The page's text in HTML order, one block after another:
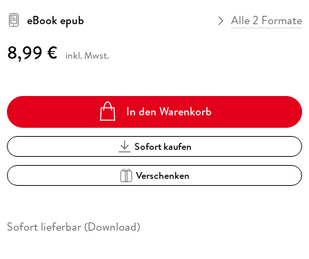
eBook epub
Alle 2 Formate
8,99 € inkl. Mwst.
In den Warenkorb
Sofort kaufen
Verschenken
Sofort lieferbar (Download)